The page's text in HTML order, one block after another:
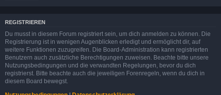
REGISTRIEREN
Du musst in diesem Forum registriert sein, um dich anmelden zu können. Die
Registrierung ist in wenigen Augenblicken erledigt und ermöglicht dir, auf
weitere Funktionen zuzugreifen. Die Board-Administration kann registrierten
Benutzern auch zusätzliche Berechtigungen zuweisen. Beachte bitte unsere
Nutzungsbedingungen und die verwandten Regelungen, bevor du dich
registrierst. Bitte beachte auch die jeweiligen Forenregeln, wenn du dich in
diesem Board bewegst.